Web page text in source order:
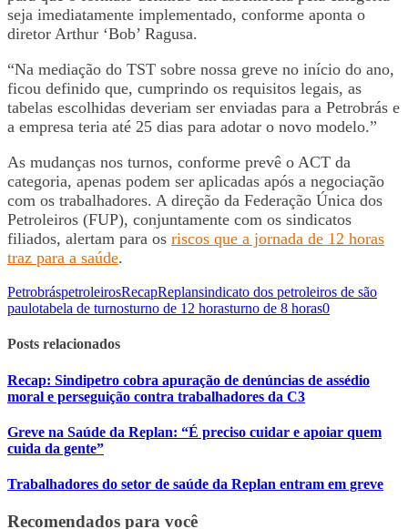
seja imediatamente implementado, conforme aponta o
diretor Arthur ‘Bob’ Ragusa.
“Na mediação do TST sobre nossa greve no início do ano,
ficou definido que, cumprindo os requisitos legais, as
tabelas escolhidas deveriam ser enviadas para a Petrobrás e
a empresa teria até 25 dias para adotar o novo modelo.”
As mudanças nos turnos, conforme prevê o ACT da
categoria, apenas podem ser aplicadas após a negociação
com os trabalhadores. A direção da Federação Única dos
Petroleiros (FUP), conjuntamente com os sindicatos
filiados, alertam para os riscos que a jornada de 12 horas
traz para a saúde.
PetrobráspetroleirosRecapReplansindicato dos petroleiros de são
paulotabela de turnosturno de 12 horasturno de 8 horas0
Posts relacionados
Recap: Sindipetro cobra apuração de denúncias de assédio
moral e perseguição contra trabalhadores da C3
Greve na Saúde da Replan: “É preciso cuidar e apoiar quem
cuida da gente”
Trabalhadores do setor de saúde da Replan entram em greve
Recomendados para você